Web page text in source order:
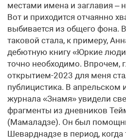
местами имена и заглавия –
Вот и приходится отчаянно
выбивается из общего фона.
таковой стала, к примеру,
дебютную книгу «Юркие
точно необходимо. Впрочем,
открытием-2023 для меня
публицистика. В
журнала «Знамя» увидели
фрагменты из дневников
(Мамаладзе). Он был
Шеварднадзе в период, когда